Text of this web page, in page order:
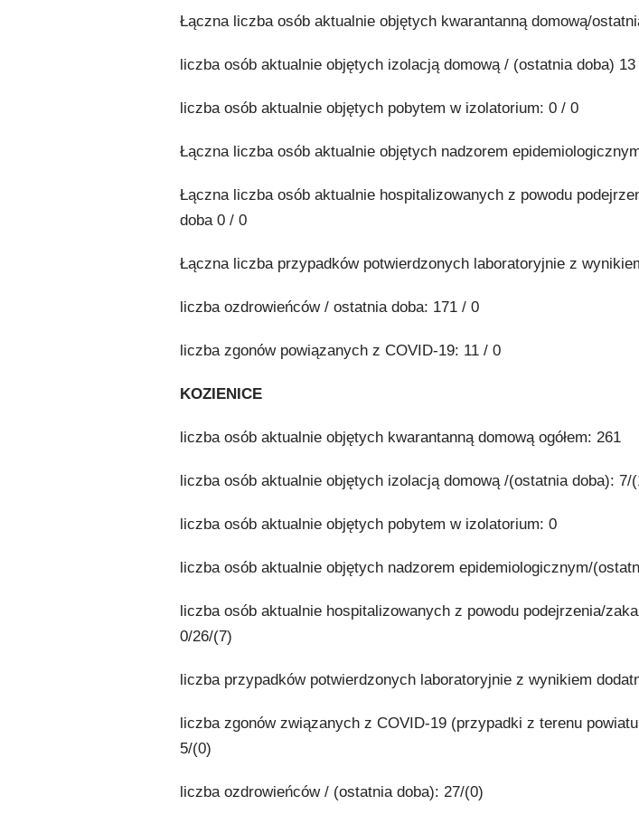
Łączna liczba osób aktualnie objętych kwarantanną domową/
liczba osób aktualnie objętych izolacją domową / (ostatnia doba) 13
liczba osób aktualnie objętych pobytem w izolatorium: 0 / 0
Łączna liczba osób aktualnie objętych nadzorem
Łączna liczba osób aktualnie hospitalizowanych z powodu
doba 0 / 0
Łączna liczba przypadków potwierdzonych laboratoryjnie z
liczba ozdrowieńców / ostatnia doba: 171 / 0
liczba zgonów powiązanych z COVID-19: 11 / 0
KOZIENICE
liczba osób aktualnie objętych kwarantanną domową ogółem: 261
liczba osób aktualnie objętych izolacją domową /(ostatnia doba): 7/
liczba osób aktualnie objętych pobytem w izolatorium: 0
liczba osób aktualnie objętych nadzorem epidemiologicznym/
liczba osób aktualnie hospitalizowanych z powodu podejrzenia/
0/26/(7)
liczba przypadków potwierdzonych laboratoryjnie z wynikiem
liczba zgonów związanych z COVID-19 (przypadki z terenu
5/(0)
liczba ozdrowieńców / (ostatnia doba): 27/(0)